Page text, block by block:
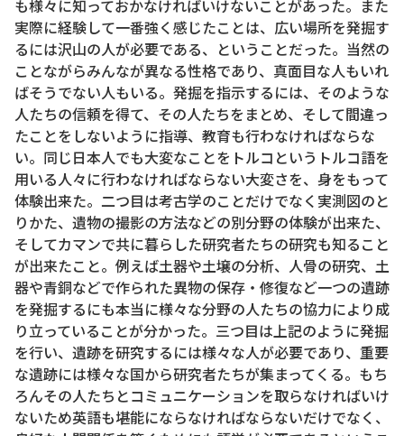
も様々に知っておかなければいけないことがあった。また
実際に経験して一番強く感じたことは、広い場所を発掘す
るには沢山の人が必要である、ということだった。当然の
ことながらみんなが異なる性格であり、真面目な人もいれ
ばそうでない人もいる。発掘を指示するには、そのような
人たちの信頼を得て、その人たちをまとめ、そして間違っ
たことをしないように指導、教育も行わなければならな
い。同じ日本人でも大変なことをトルコというトルコ語を
用いる人々に行わなければならない大変さを、身をもって
体験出来た。二つ目は考古学のことだけでなく実測図のと
りかた、遺物の撮影の方法などの別分野の体験が出来た、
そしてカマンで共に暮らした研究者たちの研究も知ること
が出来たこと。例えば土器や土壌の分析、人骨の研究、土
器や青銅などで作られた異物の保存・修復など一つの遺跡
を発掘するにも本当に様々な分野の人たちの協力により成
り立っていることが分かった。三つ目は上記のように発掘
を行い、遺跡を研究するには様々な人が必要であり、重要
な遺跡には様々な国から研究者たちが集まってくる。もち
ろんその人たちとコミュニケーションを取らなければいけ
ないため英語も堪能にならなければならないだけでなく、